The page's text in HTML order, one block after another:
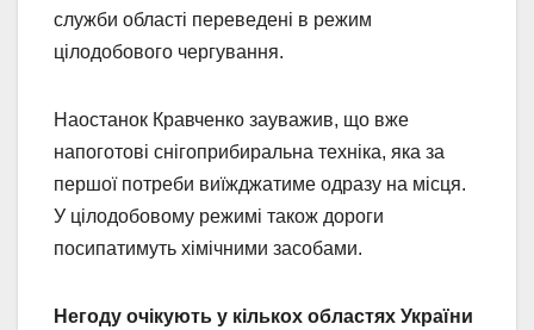
служби області переведені в режим
цілодобового чергування.
Наостанок Кравченко зауважив, що вже
напоготові снігоприбиральна техніка, яка за
першої потреби виїжджатиме одразу на місця.
У цілодобовому режимі також дороги
посипатимуть хімічними засобами.
Негоду очікують у кількох областях України